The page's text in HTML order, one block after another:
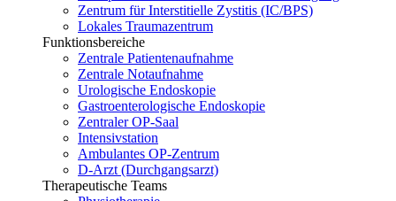
Zentrum für Interstitielle Zystitis (IC/BPS)
Lokales Traumazentrum
Funktionsbereiche
Zentrale Patientenaufnahme
Zentrale Notaufnahme
Urologische Endoskopie
Gastroenterologische Endoskopie
Zentraler OP-Saal
Intensivstation
Ambulantes OP-Zentrum
D-Arzt (Durchgangsarzt)
Therapeutische Teams